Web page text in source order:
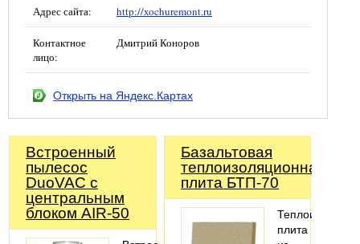
Адрес сайта: http://xochuremont.ru
Контактное
лицо:
Дмитрий Коноров
Открыть на Яндекс.Картах
Встроенный
пылесос
DuoVAC с
центральным
блоком AIR-50
Базальтовая
теплоизоляционная
плита БТП-70
плита